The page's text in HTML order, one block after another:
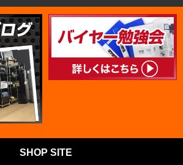
SHOP SITE